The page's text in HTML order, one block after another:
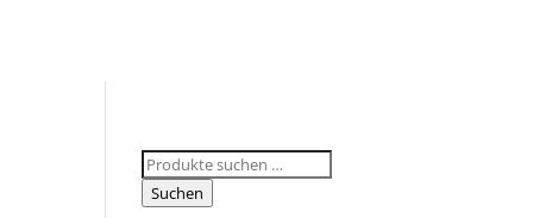
Suchen
nach:
Suchen